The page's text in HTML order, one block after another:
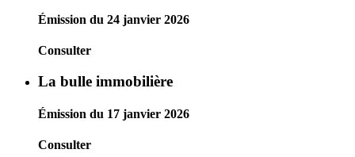
Émission du 24 janvier 2026
Consulter
La bulle immobilière
Émission du 17 janvier 2026
Consulter